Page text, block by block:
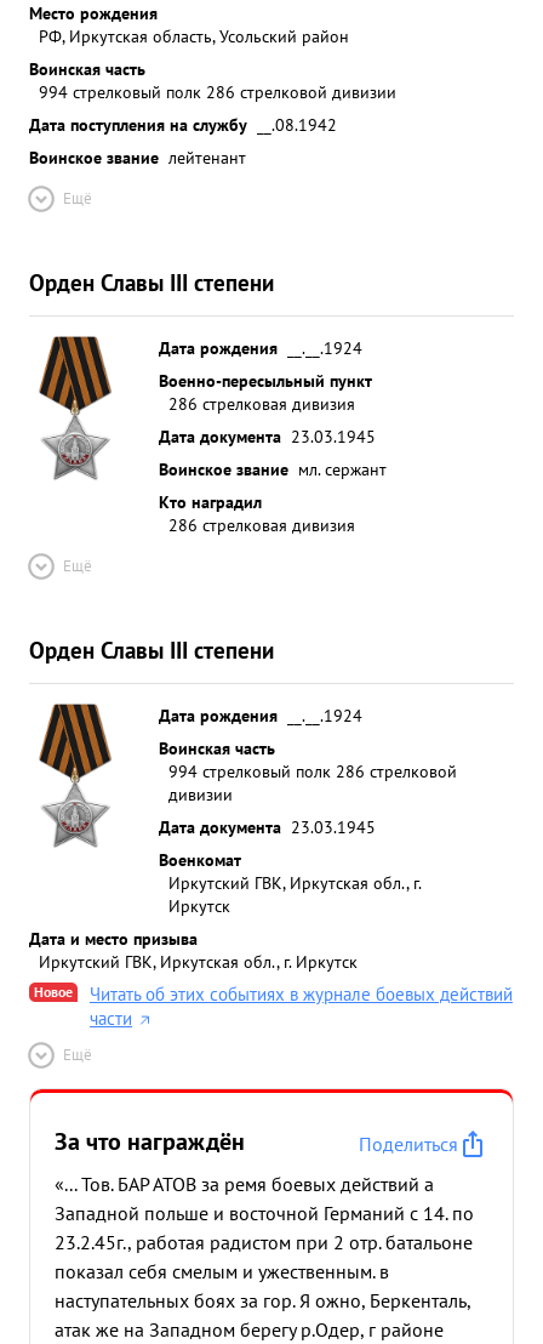
Место рождения
РФ, Иркутская область, Усольский район
Воинская часть
994 стрелковый полк 286 стрелковой дивизии
Дата поступления на службу
__.08.1942
Воинское звание лейтенант
Ещё
Орден Славы III степени
Дата рождения
__.__.1924
Военно-пересыльный пункт
286 стрелковая дивизия
Дата документа 23.03.1945
Воинское звание мл. сержант
Кто наградил
286 стрелковая дивизия
Ещё
Орден Славы III степени
Дата рождения
__.__.1924
Воинская часть
994 стрелковый полк 286 стрелковой
дивизии
Дата документа 23.03.1945
Военкомат
Иркутский ГВК, Иркутская обл., г.
Иркутск
Дата и место призыва
Иркутский ГВК, Иркутская обл., г. Иркутск
Новое
Читать об этих событиях в журнале боевых действий
части
Ещё
За что награждён
Поделиться
«... Тов. БАР АТОВ за ремя боевых действий а
Западной польше и восточной Германий с 14. по
23.2.45г., работая радистом при 2 отр. батальоне
показал себя смелым и ужественным. в
наступательных боях за гор. Я ожно, Беркенталь,
атак же на Западном берегу р.Одер, г районе